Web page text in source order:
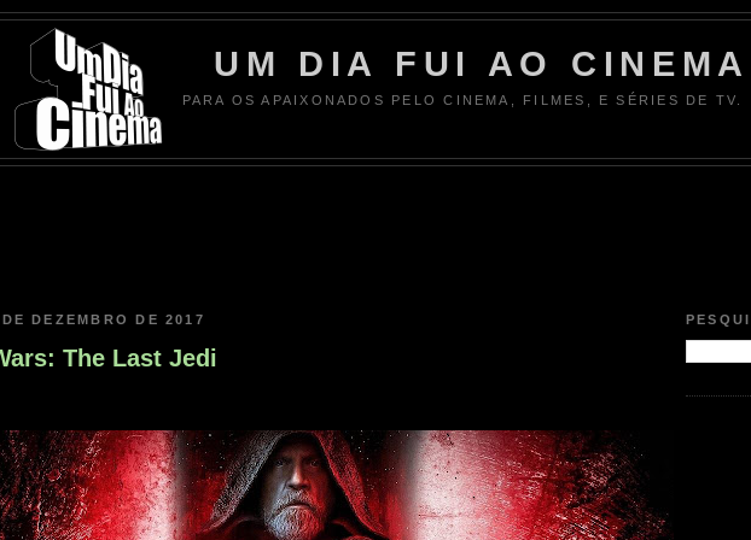
UM DIA FUI AO CINEMA
PARA OS APAIXONADOS PELO CINEMA, FILMES, E SÉRIES DE TV.
DEZEMBRO DE 2017
The Last Jedi